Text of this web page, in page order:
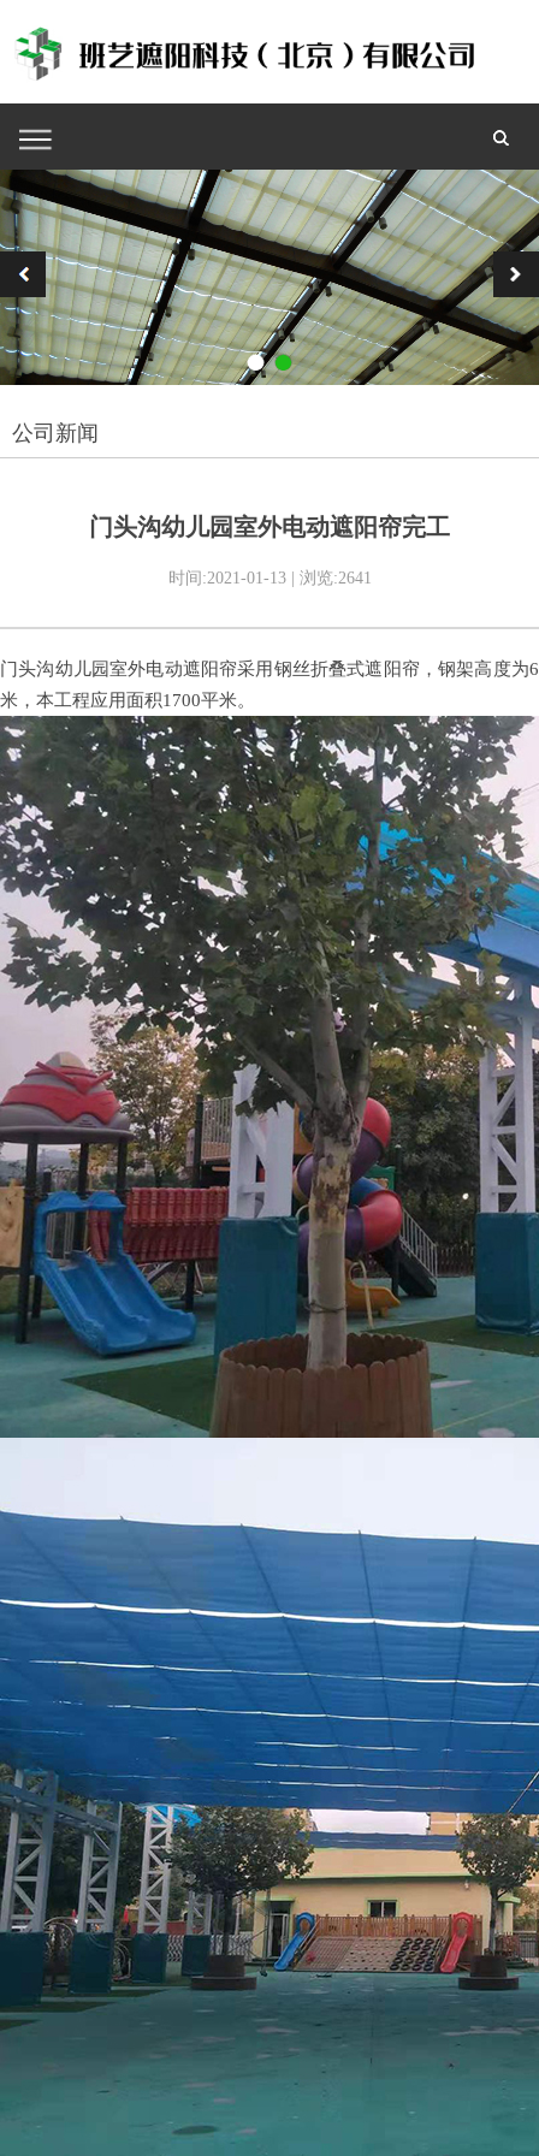
公司新闻
门头沟幼儿园室外电动遮阳帘完工
时间:2021-01-13 | 浏览:2641
门头沟幼儿园室外电动遮阳帘采用钢丝折叠式遮阳帘，钢架高度为6
米，本工程应用面积1700平米。